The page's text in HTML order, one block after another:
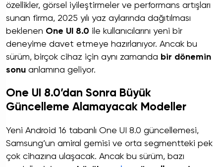
özellikler, görsel iyileştirmeler ve performans artışları
sunan firma, 2025 yılı yaz aylarında dağıtılması
beklenen One UI 8.0 ile kullanıcılarını yeni bir
deneyime davet etmeye hazırlanıyor. Ancak bu
sürüm, birçok cihaz için aynı zamanda bir dönemin
sonu anlamına geliyor.
One UI 8.0’dan Sonra Büyük
Güncelleme Alamayacak Modeller
Yeni Android 16 tabanlı One UI 8.0 güncellemesi,
Samsung’un amiral gemisi ve orta segmentteki pek
çok cihazına ulaşacak. Ancak bu sürüm, bazı